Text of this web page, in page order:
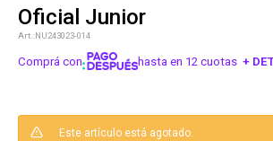
Oficial Junior
NU243023-014
Comprá con hasta en 12 cuotas +
Este artículo está agotado.